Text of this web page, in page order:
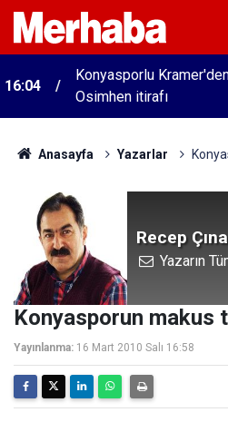
16:04
Konyasporlu
Osimhen itirafı
Anasayfa Yazarlar
Recep
Yazarın
Konyasporun makus
Yayınlanma: 16 Mart 2010 Salı 16:58